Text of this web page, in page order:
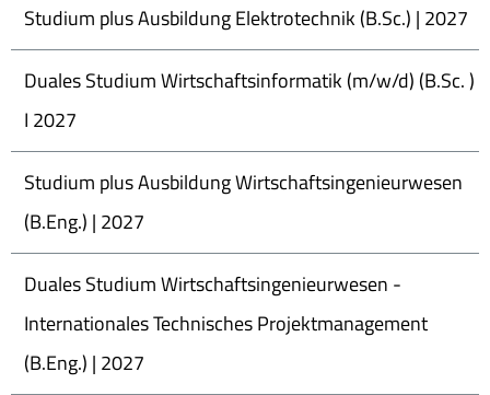
Studium plus Ausbildung Elektrotechnik (B.Sc.) | 2027
Duales Studium Wirtschaftsinformatik (m/w/d) (B.Sc. )
I 2027
Studium plus Ausbildung Wirtschaftsingenieurwesen
(B.Eng.) | 2027
Duales Studium Wirtschaftsingenieurwesen -
Internationales Technisches Projektmanagement
(B.Eng.) | 2027